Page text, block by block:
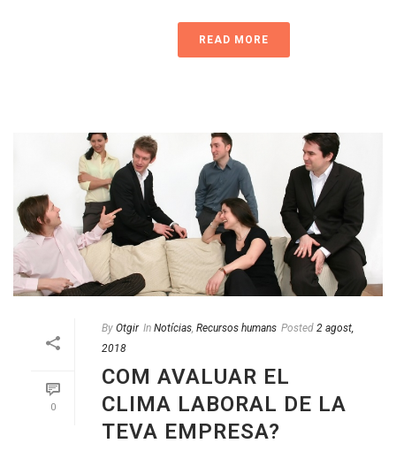
READ MORE
0
By Otgir In Notícias, Recursos humans Posted 2 agost,
2018
COM AVALUAR EL
CLIMA LABORAL DE LA
TEVA EMPRESA?